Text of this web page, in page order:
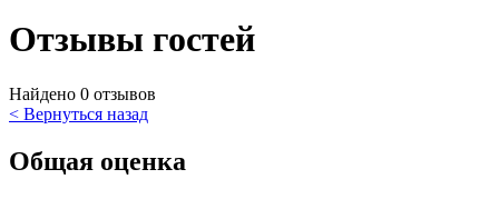
Отзывы гостей
Найдено 0 отзывов
< Вернуться назад
Общая оценка